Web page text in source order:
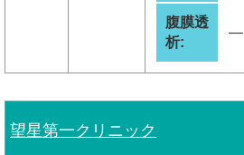
腹膜透
析:
―
望星第一クリニック